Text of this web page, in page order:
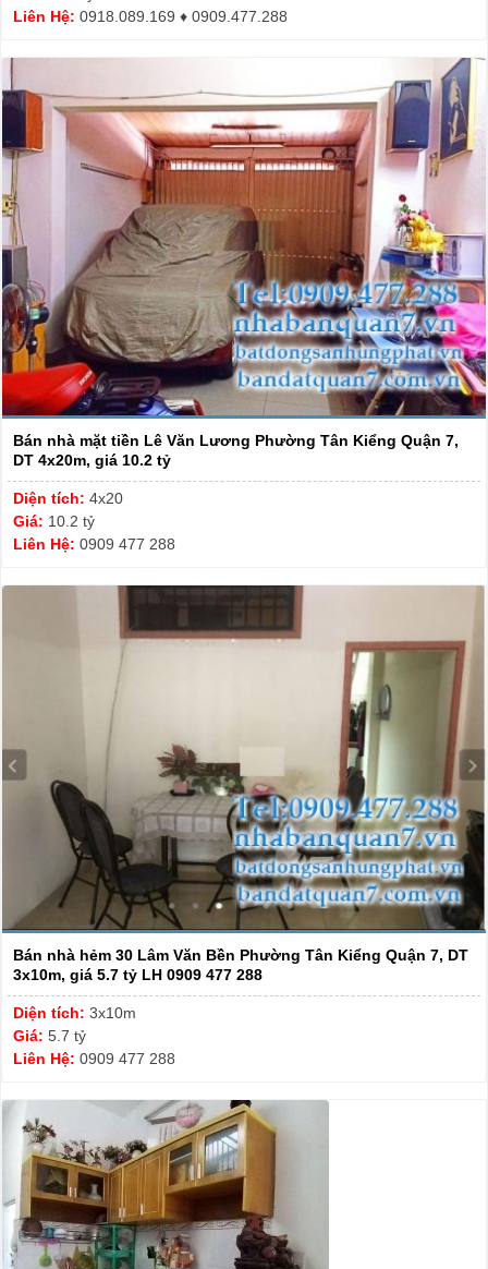
Liên Hệ: 0918.089.169 ♦️ 0909.477.288
Bán nhà mặt tiền Lê Văn Lương Phường Tân Kiểng Quận 7,
DT 4x20m, giá 10.2 tỷ
Diện tích: 4x20
Giá: 10.2 tỷ
Liên Hệ: 0909 477 288
Bán nhà hẻm 30 Lâm Văn Bền Phường Tân Kiểng Quận 7, DT
3x10m, giá 5.7 tỷ LH 0909 477 288
Diện tích: 3x10m
Giá: 5.7 tỷ
Liên Hệ: 0909 477 288